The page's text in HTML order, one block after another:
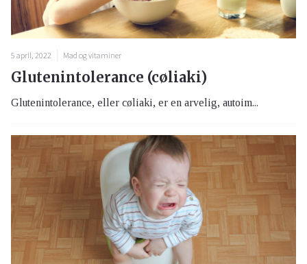
5 april, 2022 Mad og vitaminer
Glutenintolerance (cøliaki)
Glutenintolerance, eller cøliaki, er en arvelig, autoim...